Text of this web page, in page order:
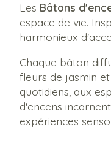
Les Bâtons
espace de vie.
harmonieux
Chaque bâton
fleurs de jasmin
quotidiens, aux
d'encens
expériences